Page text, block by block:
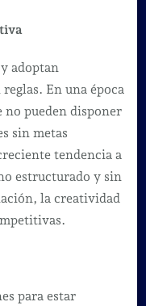
adoptan
En una época
no pueden disponer
sin metas
tendencia a
estructurado y sin
la creatividad
para estar